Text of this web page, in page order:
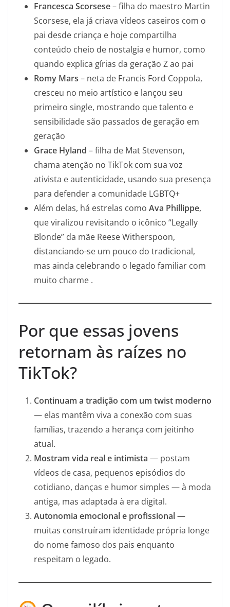
Francesca Scorsese– filha do maestro Martin
Scorsese, ela já criava vídeos caseiros com o
pai desde criança e hoje compartilha
conteúdo cheio de nostalgia e humor, como
quando explica gírias da geração Z ao pai
Romy Mars – neta de Francis Ford Coppola,
cresceu no meio artístico e lançou seu
primeiro single, mostrando que talento e
sensibilidade são passados de geração em
geração
Grace Hyland – filha de Mat Stevenson,
chama atenção no TikTok com sua voz
ativista e autenticidade, usando sua presença
para defender a comunidade LGBTQ+
Além delas, há estrelas como Ava Phillippe,
que viralizou revisitando o icônico “Legally
Blonde” da mãe Reese Witherspoon,
distanciando-se um pouco do tradicional,
mas ainda celebrando o legado familiar com
muito charme .
Por que essas jovens
retornam às raízes no
TikTok?
Continuam a tradição com um twist moderno
— elas mantêm viva a conexão com suas
famílias, trazendo a herança com jeitinho
atual.
Mostram vida real e intimista — postam
vídeos de casa, pequenos episódios do
cotidiano, danças e humor simples — à moda
antiga, mas adaptada à era digital.
Autonomia emocional e profissional—
muitas construíram identidade própria longe
do nome famoso dos pais enquanto
respeitam o legado.